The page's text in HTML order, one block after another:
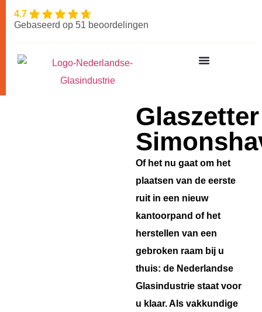
4.7
Gebaseerd op 51 beoordelingen
Glaszetter
Of het nu gaat om het
plaatsen van de eerste
ruit in een nieuw
kantoorpand of het
herstellen van een
gebroken raam bij u
thuis: de Nederlandse
Glasindustrie staat voor
u klaar. Als vakkundige